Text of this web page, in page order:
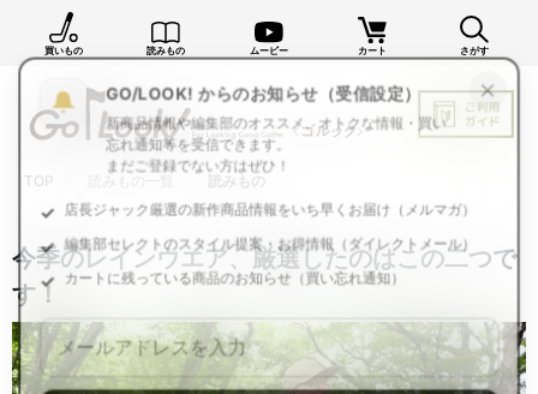
買いもの 読みもの ムービー カート さがす
TOP 読みもの一覧 読みもの
今季のレインウエア、厳選したのはこの二つで
す！
×
GO/LOOK! からのお知らせ（受信設定）
新商品情報や編集部のオススメ、オトクな情報・買い
忘れ通知等を受信できます。
まだご登録でない方はぜひ！
編集部セレクトのスタイル提案・お得情報（ダイレクトメール）